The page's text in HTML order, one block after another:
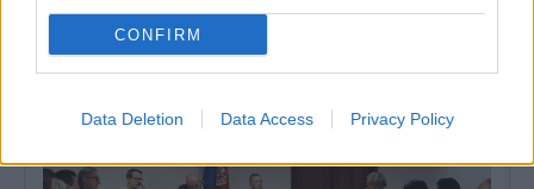
CONFIRM
Data Deletion Data Access Privacy Policy
5 Agosto, 2026 - 18:01